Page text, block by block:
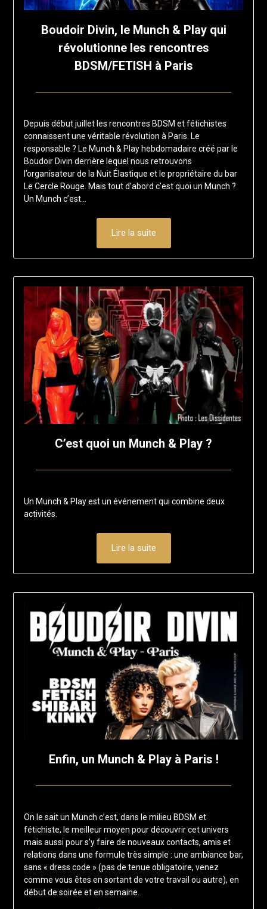
Boudoir Divin, le Munch & Play qui
révolutionne les rencontres
BDSM/FETISH à Paris
4
janvier
2026
Depuis début juillet les rencontres BDSM et fétichistes
connaissent une véritable révolution à Paris. Le
responsable ? Le Munch & Play hebdomadaire créé par le
Boudoir Divin derrière lequel nous retrouvons
l’organisateur de la Nuit Élastique et le propriétaire du bar
Le Cercle Rouge. Mais tout d’abord c’est quoi un Munch ?
Un Munch c’est…
Lire la suite
C’est quoi un Munch & Play ?
14
2025
Un Munch & Play est un événement qui combine deux
activités.
Lire la suite
Enfin, un Munch & Play à Paris !
13
juin
2025
On le sait un Munch c’est, dans le milieu BDSM et
fétichiste, le meilleur moyen pour découvrir cet univers
mais aussi pour s’y faire de nouveaux contacts, amis et
relations dans une formule très simple : une ambiance bar,
sans « dress code » (pas de tenue obligatoire, venez
comme vous êtes en sortant de votre travail ou autre), en
début de soirée et en semaine.